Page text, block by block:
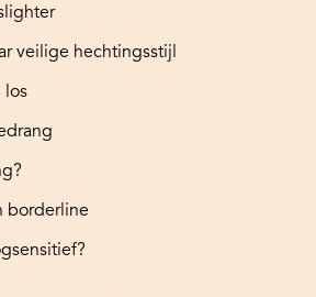
veilige hechtingsstijl
los
borderline